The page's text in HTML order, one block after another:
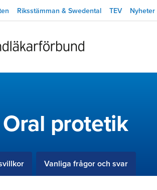
Riksstämman & Swedental TEV Nyheter
protetik
Vanliga frågor och svar